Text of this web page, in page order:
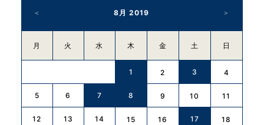
8月 2019
月 火 水 木 金 土 日
1 2 3 4
5 6 7 8 9 10 11
12 13 14 15 16 17 18